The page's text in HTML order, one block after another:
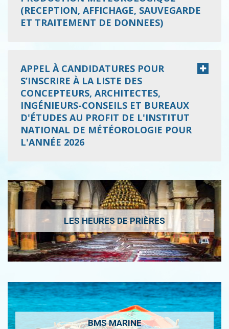
(RECEPTION, AFFICHAGE, SAUVEGARDE
ET TRAITEMENT DE DONNEES)
APPEL À CANDIDATURES POUR
S’INSCRIRE À LA LISTE DES
CONCEPTEURS, ARCHITECTES,
INGÉNIEURS-CONSEILS ET BUREAUX
D'ÉTUDES AU PROFIT DE L'INSTITUT
NATIONAL DE MÉTÉOROLOGIE POUR
L'ANNÉE 2026
LES HEURES DE PRIÈRES
BMS MARINE